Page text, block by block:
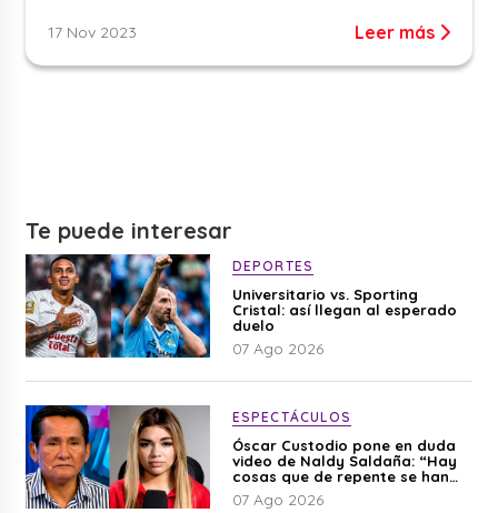
17 Nov 2023 Leer más
Te puede interesar
DEPORTES
Universitario vs. Sporting
Cristal: así llegan al esperado
duelo
07 Ago 2026
ESPECTÁCULOS
Óscar Custodio pone en duda
video de Naldy Saldaña: “Hay
cosas que de repente se han
editado”
07 Ago 2026